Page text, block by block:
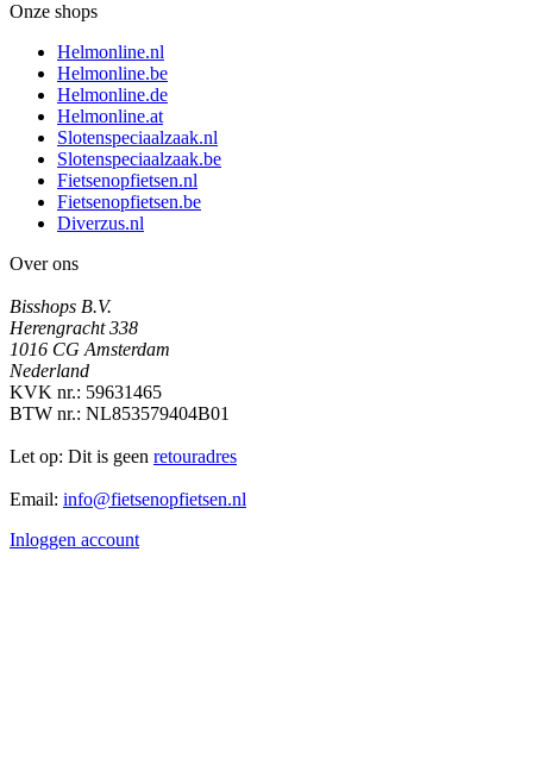
Onze shops
Helmonline.nl
Helmonline.be
Helmonline.de
Helmonline.at
Slotenspeciaalzaak.nl
Slotenspeciaalzaak.be
Fietsenopfietsen.nl
Fietsenopfietsen.be
Diverzus.nl
Over ons
Bisshops B.V.
Herengracht 338
1016 CG Amsterdam
Nederland
KVK nr.: 59631465
BTW nr.: NL853579404B01
Let op: Dit is geen retouradres
Email: info@fietsenopfietsen.nl
Inloggen account